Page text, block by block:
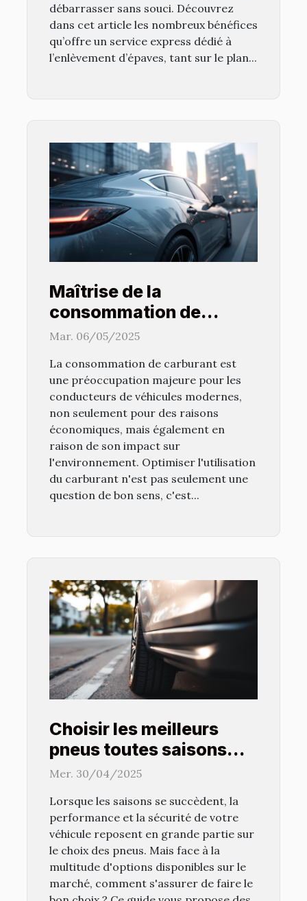
débarrasser sans souci. Découvrez
dans cet article les nombreux bénéfices
qu’offre un service express dédié à
l’enlèvement d’épaves, tant sur le plan...
Maîtrise de la
consommation de
carburant techniques
véhicules modernes
Mar. 06/05/2025
La consommation de carburant est
une préoccupation majeure pour les
conducteurs de véhicules modernes,
non seulement pour des raisons
économiques, mais également en
raison de son impact sur
l'environnement. Optimiser l'utilisation
du carburant n'est pas seulement une
question de bon sens, c'est...
Choisir les meilleurs
pneus toutes saisons
pour votre véhicule
Mer. 30/04/2025
Lorsque les saisons se succèdent, la
performance et la sécurité de votre
véhicule reposent en grande partie sur
le choix des pneus. Mais face à la
multitude d'options disponibles sur le
marché, comment s'assurer de faire le